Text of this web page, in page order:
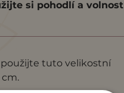
si pohodlí a volnost
tuto velikostní